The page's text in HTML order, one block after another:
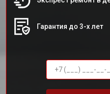
Гарантия до 3-х лет